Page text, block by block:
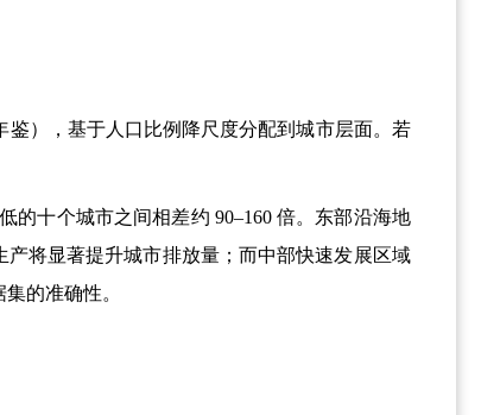
鉴），基于人口比例降尺度分配到城市层面。若
的十个城市之间相差约 90–160 倍。东部沿海地
将显著提升城市排放量；而中部快速发展区域
的准确性。